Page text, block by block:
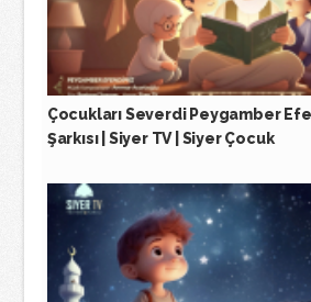
Çocukları Severdi Peygamber
Şarkısı | Siyer TV | Siyer Çocuk